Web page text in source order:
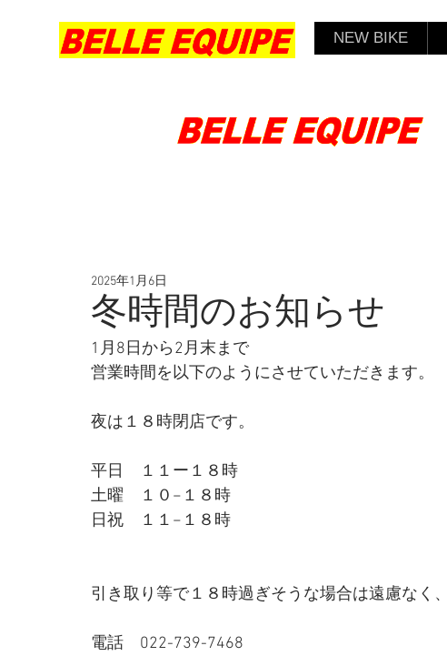
NEW BIKE
冬時間のお知らせ
2025年1月6日
1月8日から2月末まで
営業時間を以下のようにさせていただきます。
夜は１８時閉店です。
平日　１１ー１８時
土曜　１０−１８時
日祝　１１−１８時
引き取り等で１８時過ぎそうな場合は遠慮なく、
電話　022-739-7468